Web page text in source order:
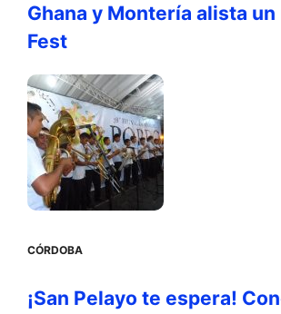
Ghana y Montería alista un
Fest
CÓRDOBA
¡San Pelayo te espera!